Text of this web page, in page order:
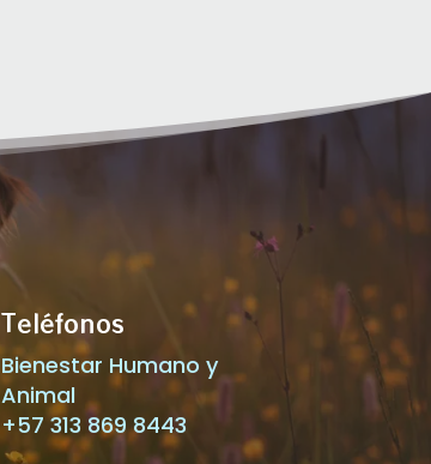
Teléfonos
Bienestar Humano y
Animal
+57 313 869 8443